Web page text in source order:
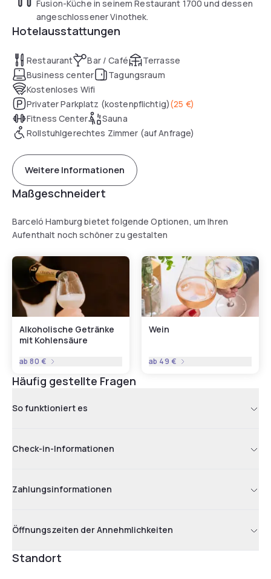
Fusion-Küche in seinem Restaurant 1700 und dessen
angeschlossener Vinothek.
Hotelausstattungen
Restaurant Bar / Café
Terrasse
Business center
Tagungsraum
Kostenloses Wifi
Privater Parkplatz (kostenpflichtig)(25 €)
Fitness Center
Sauna
Rollstuhlgerechtes Zimmer (auf Anfrage)
Weitere Informationen
Maßgeschneidert
Barceló Hamburg bietet folgende Optionen, um Ihren
Aufenthalt noch schöner zu gestalten
Alkoholische Getränke
mit Kohlensäure
ab80 €
Wein
ab 49 €
Häufig gestellte Fragen
So funktioniert es
Check-in-Informationen
Zahlungsinformationen
Öffnungszeiten der Annehmlichkeiten
Standort